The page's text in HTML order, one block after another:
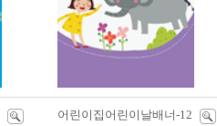
어린이집어린이날배너-12